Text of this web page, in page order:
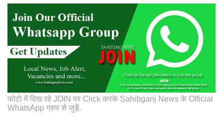
फोटो में दिख रहे JOIN पर Click करके Sahibganj News के Official
WhatsApp ग्रुप से जुड़ें.